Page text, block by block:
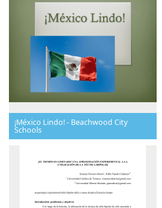
¡México Lindo! - Beachwood City
Schools